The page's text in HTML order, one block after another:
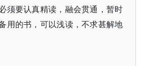
须要认真精读，融会贯通，暂时
用的书，可以浅读，不求甚解地